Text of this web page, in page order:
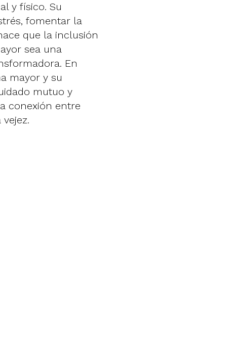
y físico. Su
fomentar la
que la inclusión
sea una
En
mayor y su
mutuo y
conexión entre